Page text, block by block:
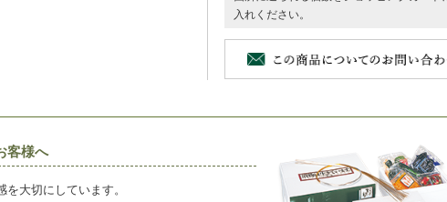
入れください。
客様へ
大切にしています。